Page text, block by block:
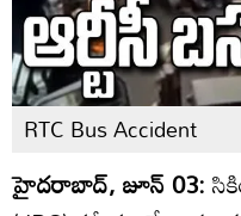
RTC Bus Accident
హైదరాబాద్, జూన్ 03: